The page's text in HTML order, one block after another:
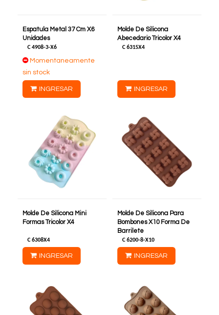
Espatula Metal 37 Cm X6
Unidades
C 4908-3-X6
Momentaneamente
sin stock
INGRESAR
Molde De Silicona
Abecedario Tricolor X4
C 6315X4
INGRESAR
Molde De Silicona Mini
Formas Tricolor X4
C 6308X4
INGRESAR
Molde De Silicona Para
Bombones X10 Forma De
Barrilete
C 6200-8-X10
INGRESAR